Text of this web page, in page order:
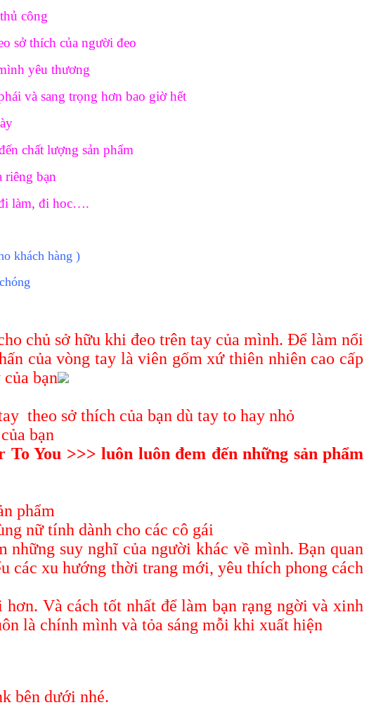
công
sở thích của người đeo
yêu thương
và sang trọng hơn bao giờ hết
chất lượng sản phẩm
riêng bạn
làm, đi hoc….
khách hàng )
chủ sở hữu khi đeo trên tay của mình. Để làm nổi
của vòng tay là viên gốm xứ thiên nhiên cao cấp
bạn
theo sở thích của bạn dù tay to hay nhỏ
bạn
To You >>> luôn luôn đem đến những sản phẩm
phẩm
nữ tính dành cho các cô gái
suy nghĩ của người khác về mình. Bạn quan
các xu hướng thời trang mới, yêu thích phong cách
Và cách tốt nhất để làm bạn rạng ngời và xinh
là chính mình và tỏa sáng mỗi khi xuất hiện
bên dưới nhé.